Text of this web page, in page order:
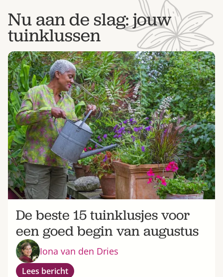
Nu aan de slag: jouw
tuinklussen
De beste 15 tuinklusjes voor
een goed begin van augustus
Iona van den Dries
Lees bericht